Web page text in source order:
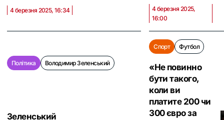
4 березня 2025, 16:34
4 березня 2025,
16:00
Політика Володимир Зеленський
Зеленський
Спорт Футбол
«Не повинно
бути такого,
коли ви
платите 200 чи
300 євро за